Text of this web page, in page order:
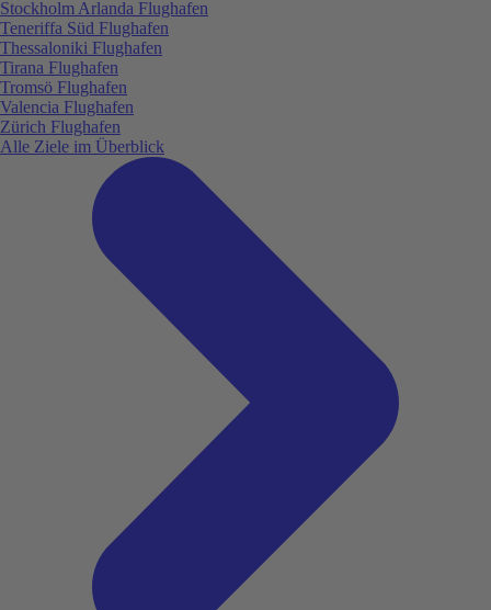
Stockholm Arlanda Flughafen
Teneriffa Süd Flughafen
Thessaloniki Flughafen
Tirana Flughafen
Tromsö Flughafen
Valencia Flughafen
Zürich Flughafen
Alle Ziele im Überblick